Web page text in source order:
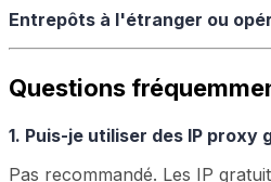
Entrepôts à l'étranger ou
Questions
1. Puis-je utiliser des IP proxy
Pas recommandé. Les IP